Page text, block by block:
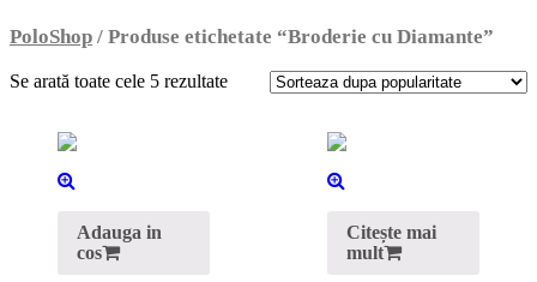
PoloShop / Produse etichetate “Broderie cu Diamante”
Se arată toate cele 5 rezultate
Adauga in
cos
Citește mai
mult